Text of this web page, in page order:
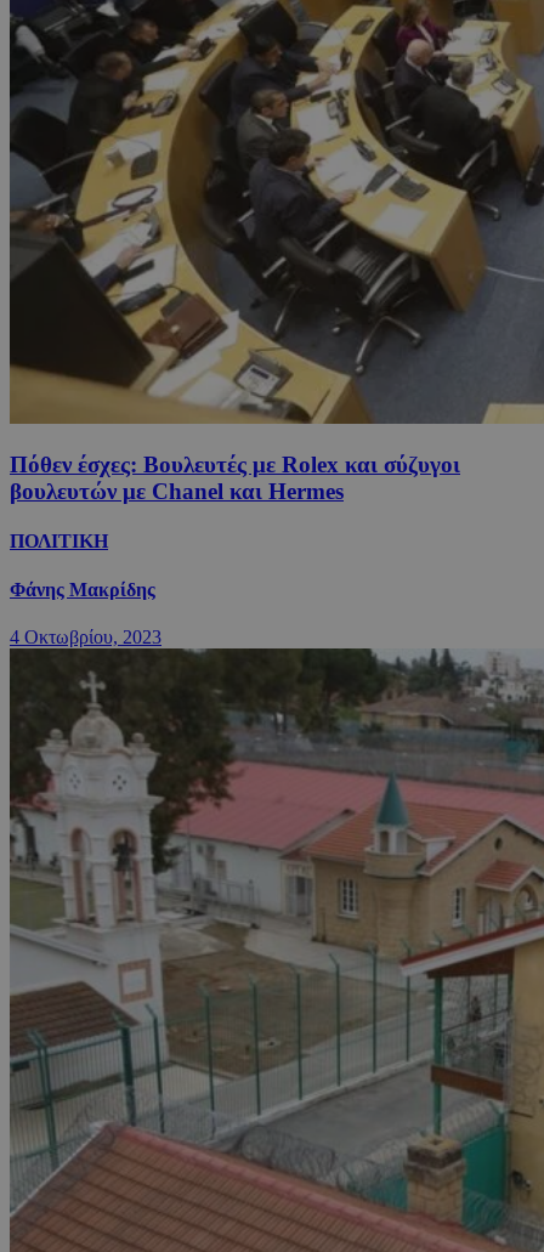
Πόθεν έσχες: Βουλευτές με Rolex και σύζυγοι
βουλευτών με Chanel και Hermes
ΠΟΛΙΤΙΚΗ
Φάνης Μακρίδης
4 Οκτωβρίου, 2023